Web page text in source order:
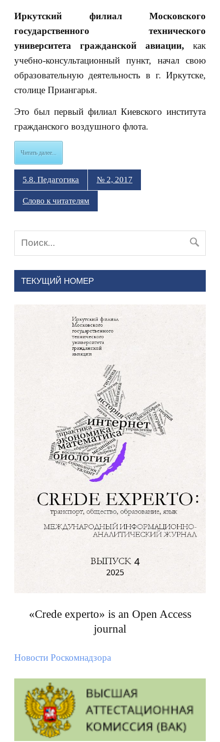
Иркутский филиал Московского
государственного технического
университета гражданской авиации,как
учебно-консультационный пункт, начал свою
образовательную деятельность в г. Иркутске,
столице Приангарья.
Это был первый филиал Киевского института
гражданского воздушного флота.
Читать далее...
5.8. Педагогика № 2, 2017
Слово к читателям
ТЕКУЩИЙ НОМЕР
«Crede experto» is an Open Access
journal
Новости Роскомнадзора